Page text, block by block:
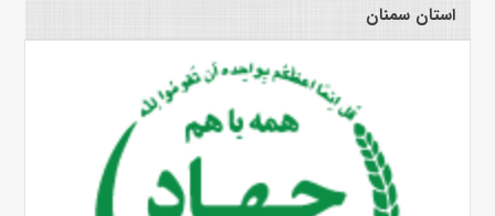
استان سمنان